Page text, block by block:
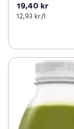
19,40 kr
12,93 kr /l